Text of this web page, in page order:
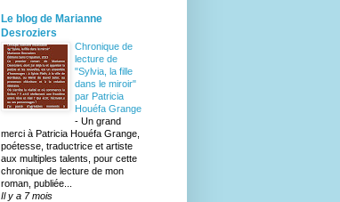
Le blog de Marianne
Desroziers
Chronique de
lecture de
"Sylvia, la fille
dans le miroir"
par Patricia
Houéfa Grange
- Un grand
merci à Patricia Houéfa Grange,
poétesse, traductrice et artiste
aux multiples talents, pour cette
chronique de lecture de mon
roman, publiée...
Il y a 7 mois